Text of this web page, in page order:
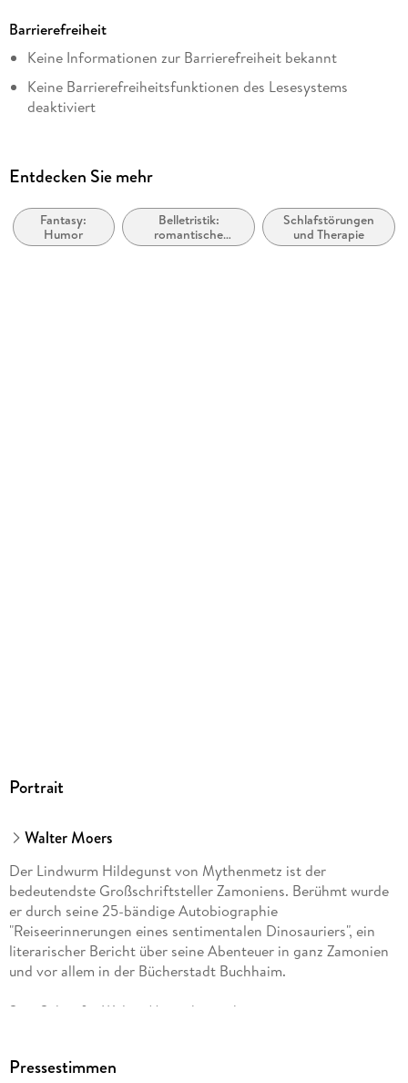
Reihe
Zamonien, 7
Autor/Autorin
Walter Moers
Lydia Rode
Penguin Random House
Kopierschutz
Barrierefreiheit
Keine Informationen zur Barrierefreiheit bekannt
Keine Barrierefreiheitsfunktionen des Lesesystems
deaktiviert
barrierefreiheit@penguinrandomhouse.de
Entdecken Sie mehr
Fantasy:
Humor
Belletristik:
romantische
Spannung
Schlafstörungen
und Therapie
Portrait
Walter Moers
Der Lindwurm Hildegunst von Mythenmetz ist der
bedeutendste Großschriftsteller Zamoniens. Berühmt wurde
er durch seine 25-bändige Autobiographie
"Reiseerinnerungen eines sentimentalen Dinosauriers", ein
literarischer Bericht über seine Abenteuer in ganz Zamonien
und vor allem in der Bücherstadt Buchhaim.
Sein Schöpfer Walter Moers hat sich mit seinen
Kritiker geschrieben. Alle seine Romane wie "Die 13 1/2 Leben
Pressestimmen